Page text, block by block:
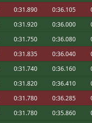
sobre todo para tu hijo!
buena carrera a todos, y
que van a ver
no estoy en la carrera, tengo
las carreras, los ultimos dias
por problemas en la vida
no te preocupes 👍
Ánimo!
👌👍
dedos para que todo mejore
0:31.890 0:36.105
0:31.920 0:36.000
0:31.750 0:36.080
0:31.835 0:36.040
0:31.740 0:36.160
0:31.820 0:36.410
0:31.780 0:36.285
0:31.780 0:35.860